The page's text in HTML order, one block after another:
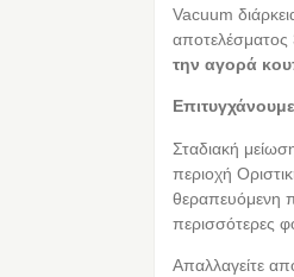
Vacuum
αποτελέσματος
την αγορά
Σταδιακή
περιοχή
θεραπευόμενη
περισσότερες
Απαλλαγείτε